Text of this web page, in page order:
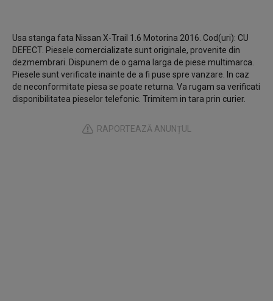
Usa stanga fata Nissan X-Trail 1.6 Motorina 2016. Cod(uri): CU
DEFECT. Piesele comercializate sunt originale, provenite din
dezmembrari. Dispunem de o gama larga de piese multimarca.
Piesele sunt verificate inainte de a fi puse spre vanzare. In caz
de neconformitate piesa se poate returna. Va rugam sa verificati
disponibilitatea pieselor telefonic. Trimitem in tara prin curier.
RAPORTEAZĂ ANUNȚUL